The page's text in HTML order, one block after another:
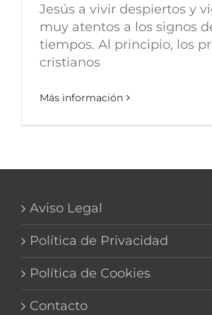
Jesús a vivir despiertos y
muy atentos a los signos
tiempos. Al principio, los
cristianos
Más información
Aviso Legal
Política de Privacidad
Política de Cookies
Contacto